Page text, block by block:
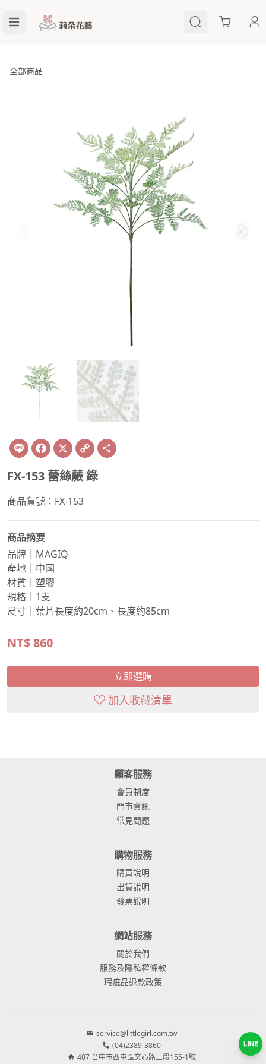
Cart
全部商品
Line Facebook
X Copy
Link
FX-153 蕾絲蕨 綠
商品貨號：FX-153
商品摘要
品牌｜MAGIQ
產地｜中國
材質｜塑膠
規格｜1支
尺寸｜葉片長度約20cm、長度約85cm
NT$860
立即選購
加入收藏清單
顧客服務
會員制度
門市資訊
常見問題
購物服務
購買說明
出貨說明
發票說明
網站服務
關於我們
服務及隱私權條款
瑕疵品退款政策
service@littlegirl.com.tw
(04)2389-3860
407 台中市西屯區文心路三段155-1號